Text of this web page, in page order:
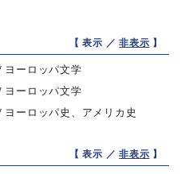
【 表示 ／非表示 】
ヨーロッパ文学
ヨーロッパ文学
ヨーロッパ史、アメリカ史
【 表示 ／非表示 】